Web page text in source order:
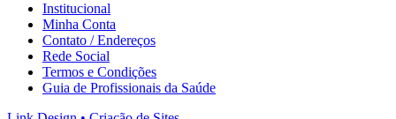
Institucional
Minha Conta
Contato / Endereços
Rede Social
Termos e Condições
Guia de Profissionais da Saúde